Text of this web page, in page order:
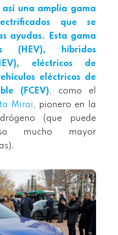
así una amplia gama
que se
ayudas. Esta gama
(HEV),
híbridos
, eléctricos de
eléctricos de
(FCEV), como el
Mirai , pionero en la
(que puede
mucho mayor